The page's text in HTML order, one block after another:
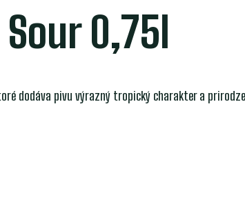
0,75l
dodáva pivu výrazný tropický charakter a